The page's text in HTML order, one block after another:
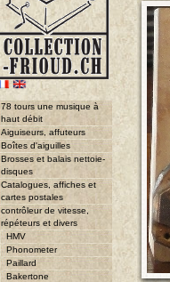
78 tours une musique à
haut débit
Aiguiseurs, affuteurs
Boîtes d'aiguilles
Brosses et balais nettoie-
disques
Catalogues, affiches et
cartes postales
contrôleur de vitesse,
répéteurs et divers
HMV
Phonometer
Paillard
Bakertone